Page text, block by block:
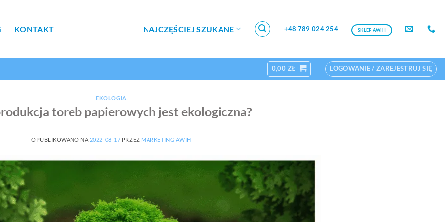
KONTAKT NAJCZĘŚCIEJ SZUKANE +48 789 024 254 SKLEP AWIH
0,00 ZŁ LOGOWANIE / ZAREJESTRUJ SIĘ
EKOLOGIA
toreb papierowych jest ekologiczna?
OPUBLIKOWANO NA 2022-08-17 PRZEZ MARKETING AWIH